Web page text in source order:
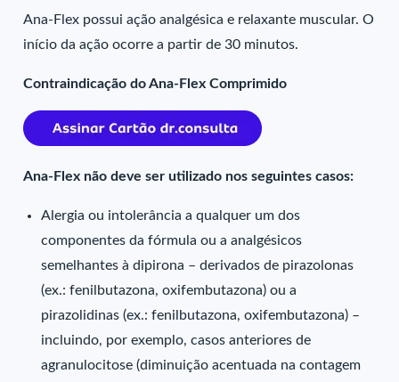
Ana-Flex possui ação analgésica e relaxante muscular. O
início da ação ocorre a partir de 30 minutos.
Contraindicação do Ana-Flex Comprimido
Ana-Flex não deve ser utilizado nos seguintes casos:
Alergia ou intolerância a qualquer um dos
componentes da fórmula ou a analgésicos
semelhantes à dipirona – derivados de pirazolonas
(ex.: fenilbutazona, oxifembutazona) ou a
pirazolidinas (ex.: fenilbutazona, oxifembutazona) –
incluindo, por exemplo, casos anteriores de
agranulocitose (diminuição acentuada na contagem